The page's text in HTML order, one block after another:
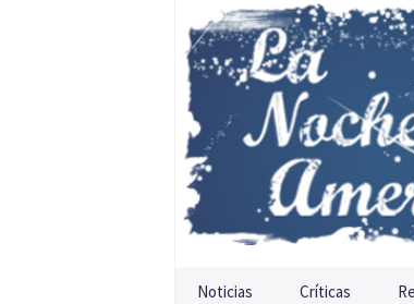
Saltar al contenido
Noticias Críticas